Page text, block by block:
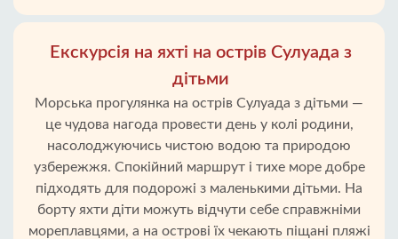
Екскурсія на яхті на острів Сулуада з
дітьми
Морська прогулянка на острів Сулуада з дітьми —
це чудова нагода провести день у колі родини,
насолоджуючись чистою водою та природою
узбережжя. Спокійний маршрут і тихе море добре
підходять для подорожі з маленькими дітьми. На
борту яхти діти можуть відчути себе справжніми
мореплавцями, а на острові їх чекають піщані пляжі